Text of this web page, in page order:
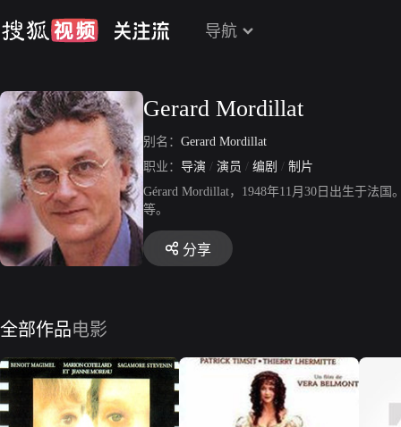
导航
Gerard Mordillat
别名： Gerard Mordillat
职业： 导演 / 演员 / 编剧 / 制片
Gérard Mordillat，1948年11月30日出生于法
等。
分享
全部作品电影